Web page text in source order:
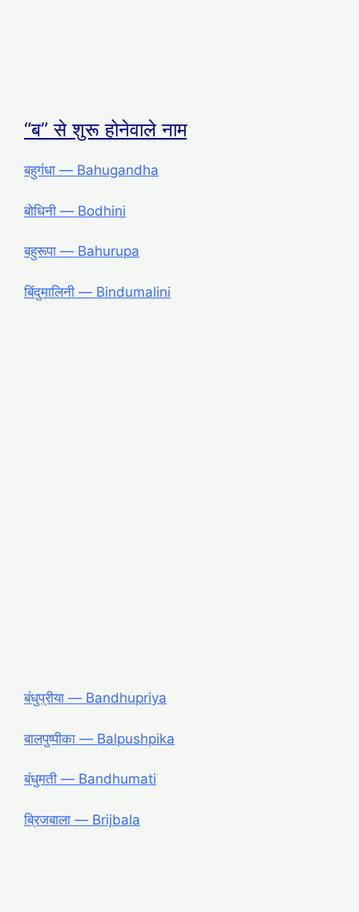
“ब” से शुरू होनेवाले नाम
बहुगंधा ― Bahugandha
बोधिनी ― Bodhini
बहुरूपा ― Bahurupa
बिंदुमालिनी ― Bindumalini
बंधुप्रीया ― Bandhupriya
बालपुष्पीका ― Balpushpika
बंधुमती ― Bandhumati
ब्रिजबाला ― Brijbala